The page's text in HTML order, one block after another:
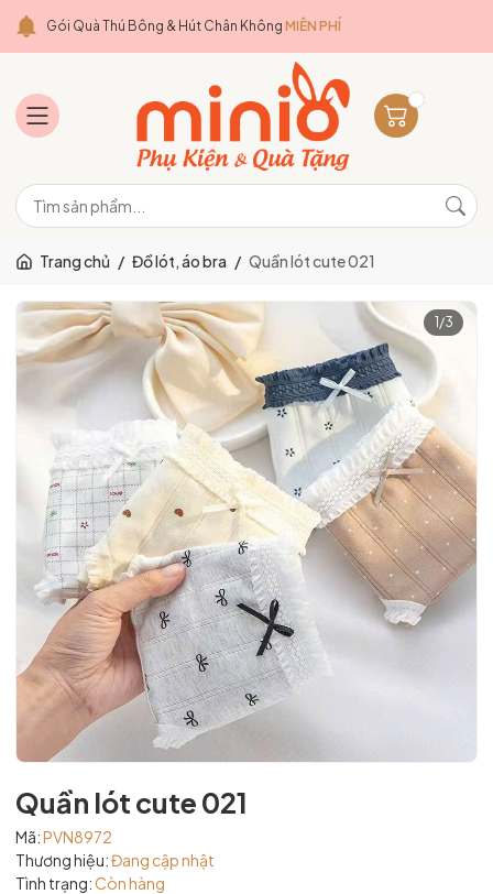
Gói Quà Thú Bông & Hút Chân Không MIỄN PHÍ
Trang chủ / Đồ lót, áo bra / Quần lót cute 021
1 /3
Quần lót cute 021
Mã:PVN8972
Thương hiệu:Đang cập nhật
Tình trạng:Còn hàng